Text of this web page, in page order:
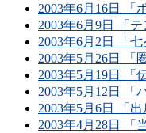
2003年6月16日 「
2003年6月9日 「
2003年6月2日 「
2003年5月26日 「
2003年5月19日 「
2003年5月12日 「
2003年5月6日 「
2003年4月28日 「